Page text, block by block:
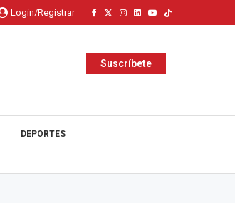
Login/Registrar
Suscríbete
DEPORTES